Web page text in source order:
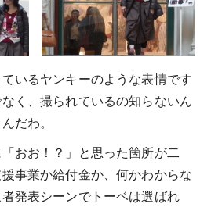
いるヤンキーのような表情です
く、撮られているの知らないん
だわ。
おお！？」と思った箇所が二
事業か給付金か、何かわからな
発表シーンでトーベは選ばれ